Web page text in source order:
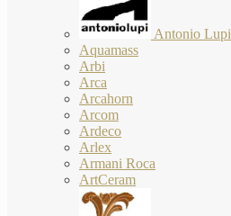
Antonio Lupi
Aquamass
Arbi
Arca
Arcahorn
Arcom
Ardeco
Arlex
Armani Roca
ArtCeram